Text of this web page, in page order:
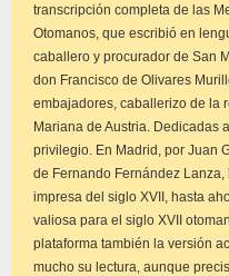
transcripción completa de las
Otomanos, que escribió en
caballero y procurador de San
don Francisco de Olivares
embajadores, caballerizo de la
Mariana de Austria. Dedicadas
privilegio. En Madrid, por Juan
de Fernando Fernández
impresa del siglo XVII, hasta
valiosa para el siglo XVII
plataforma también la versión
mucho su lectura, aunque